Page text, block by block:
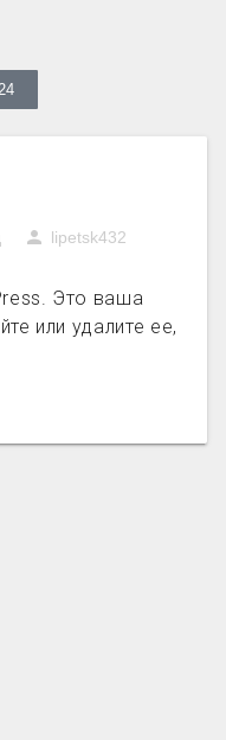
person lipetsk432
Это ваша
или удалите ее,